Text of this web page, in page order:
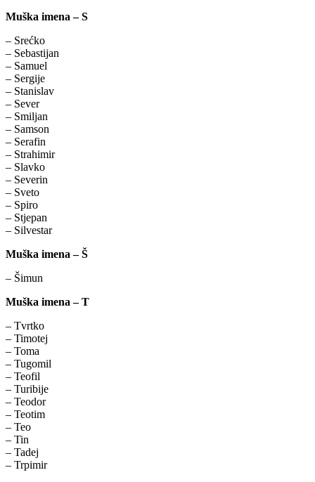
Muška imena – S
– Srećko
– Sebastijan
– Samuel
– Sergije
– Stanislav
– Sever
– Smiljan
– Samson
– Serafin
– Strahimir
– Slavko
– Severin
– Sveto
– Spiro
– Stjepan
– Silvestar
Muška imena – Š
– Šimun
Muška imena – T
– Tvrtko
– Timotej
– Toma
– Tugomil
– Teofil
– Turibije
– Teodor
– Teotim
– Teo
– Tin
– Tadej
– Trpimir